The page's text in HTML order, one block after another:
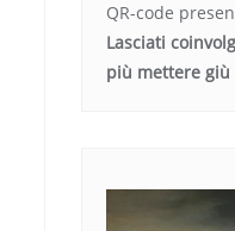
QR-code
Lasciati
più mettere